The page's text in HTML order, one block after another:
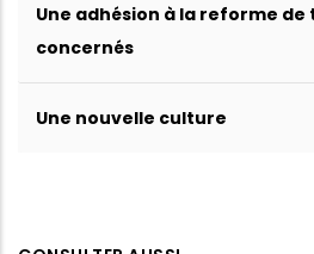
Une adhésion à la reforme de
concernés
Une nouvelle culture